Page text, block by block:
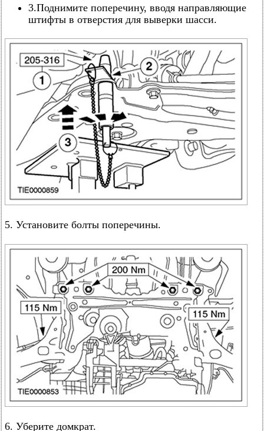
3.Поднимите поперечину, вводя направляющие
штифты в отверстия для выверки шасси.
5. Установите болты поперечины.
6. Уберите домкрат.